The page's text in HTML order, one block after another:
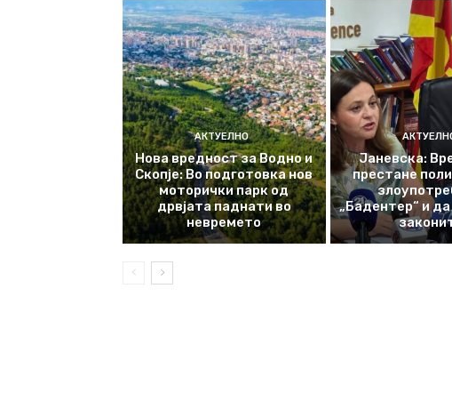
АКТУЕЛНО
Нова вредност за Водно и
Скопје: Во подготовка нов
моторички парк од
дрвјата паднати во
невремето
Јаневска:
престане
„Бадентер“ и да